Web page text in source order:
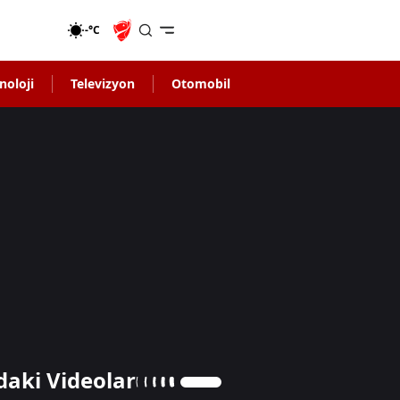
-°C
Televizyon Otomobil
Videolar